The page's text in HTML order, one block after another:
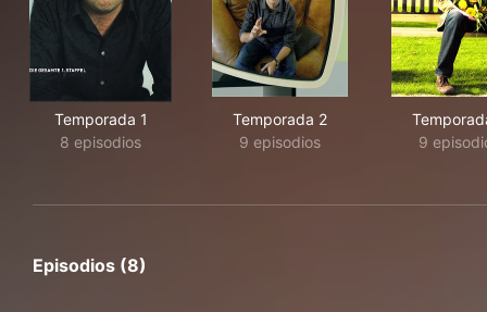
Temporada 1
8 episodios
Temporada 2
9 episodios
9
Episodios (8)